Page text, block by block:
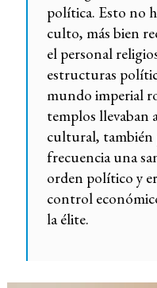
política. Esto no
culto, más bien
el personal
estructuras
mundo imperial
templos llevaban
cultural, también
frecuencia una
orden político y
control
la élite.